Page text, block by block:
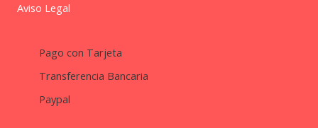
Aviso Legal
Pago con Tarjeta
Transferencia Bancaria
Paypal